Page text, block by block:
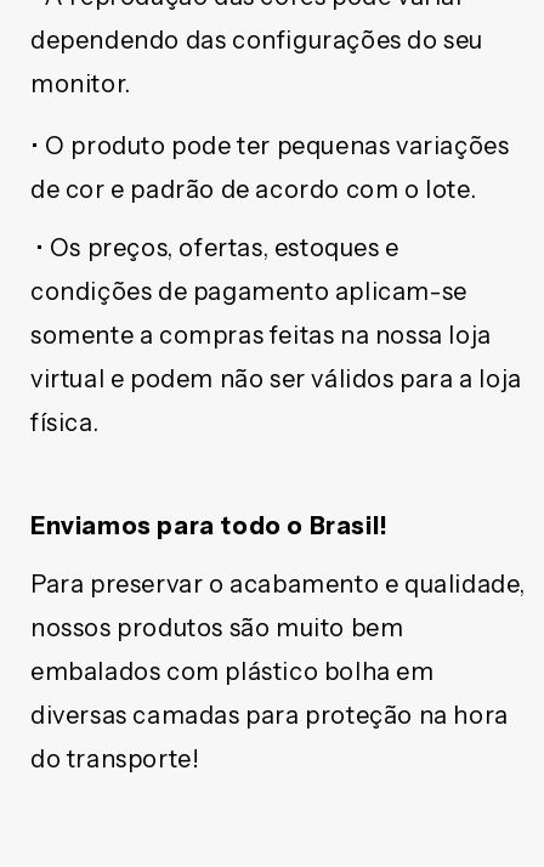
dependendo das configurações do seu
monitor.
• O produto pode ter pequenas variações
de cor e padrão de acordo com o lote.
• Os preços, ofertas, estoques e
condições de pagamento aplicam-se
somente a compras feitas na nossa loja
virtual e podem não ser válidos para a loja
física.
Enviamos para todo o Brasil!
Para preservar o acabamento e qualidade,
nossos produtos são muito bem
embalados com plástico bolha em
diversas camadas para proteção na hora
do transporte!